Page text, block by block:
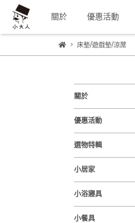
關於 優惠活動
床墊/遊戲墊/涼蓆
關於
優惠活動
選物特輯
小居家
小浴寢具
小餐具